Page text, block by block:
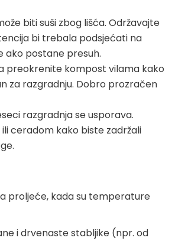
biti suši zbog lišća. Održavajte
bi trebala podsjećati na
ako postane presuh.
preokrenite kompost vilama kako
za razgradnju. Dobro prozračen
razgradnja se usporava.
ceradom kako biste zadržali
proljeće, kada su temperature
i drvenaste stabljike (npr. od